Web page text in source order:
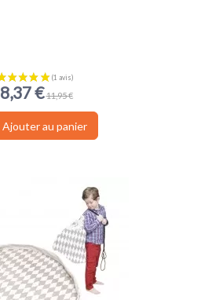
8,37 € 11,95 €
Ajouter au panier